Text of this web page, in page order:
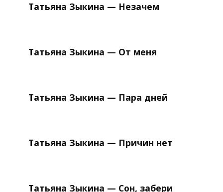
Татьяна Зыкина — Незачем
Татьяна Зыкина — От меня
Татьяна Зыкина — Пара дней
Татьяна Зыкина — Причин нет
Татьяна Зыкина — Сон, забери